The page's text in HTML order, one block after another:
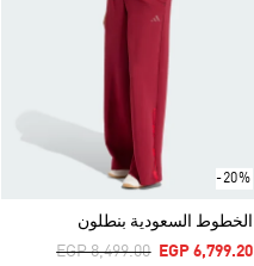
-20%
الخطوط السعودية بنطلون
Price Reduced From
EGP 8,499.00ToEGP 6,799.20